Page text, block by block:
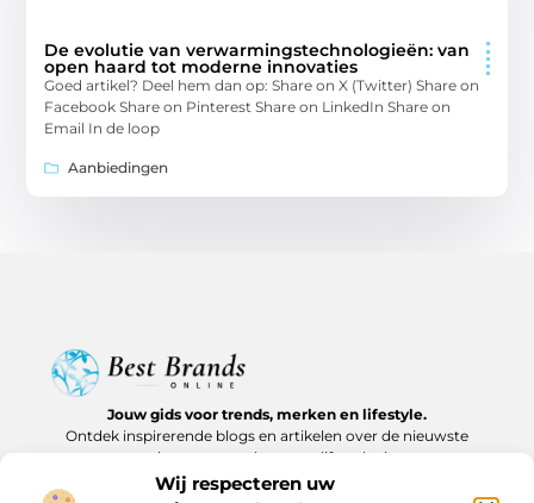
Wij respecteren uw
De evolutie van verwarmingstechnologieën: van
open haard tot moderne innovaties
Goed artikel? Deel hem dan op: Share on X (Twitter) Share on
Facebook Share on Pinterest Share on LinkedIn Share on
Email In de loop
Aanbiedingen
Jouw gids voor trends, merken en lifestyle.
Ontdek inspirerende blogs en artikelen over de nieuwste
producten, must-haves en lifestyle tips.